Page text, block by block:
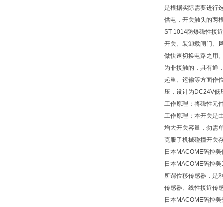
是根据实际需要进行
供电，开关触头的两
ST-1014防爆磁性接
开关、装卸载闸门、
做快速切换电路之用
为非接触的，具有通
起重、运输等方面作
压，设计为DC24V低
工作原理：将磁性元
工作原理：本开关是
增大开关容量，勿需
克服了机械碰撞开关
日本MACOME码控
日本MACOME码控
所谓位移传感器，是
传感器、线性接近传
日本MACOME码控